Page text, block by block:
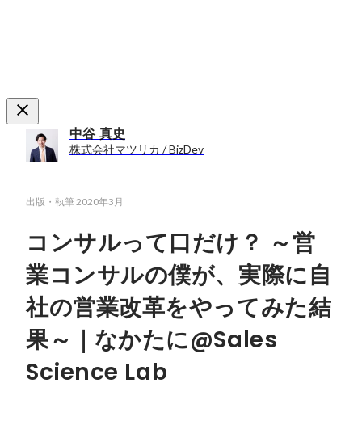
中谷 真史
株式会社マツリカ / BizDev
出版・執筆 2020年3月
コンサルって口だけ？ ～営
業コンサルの僕が、実際に自
社の営業改革をやってみた結
果～｜なかたに@Sales
Science Lab